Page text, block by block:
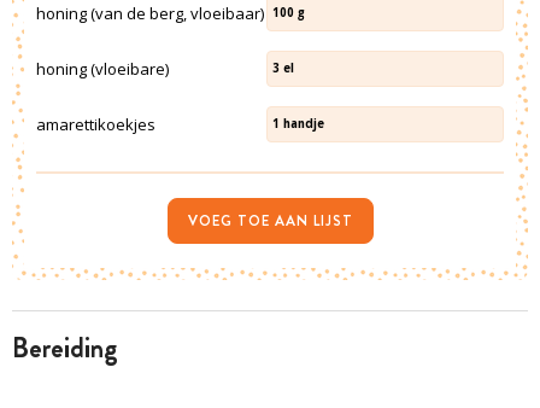
bereiding
honing (van de berg, vloeibaar) 100 g
honing (vloeibare) 3 el
amarettikoekjes 1 handje
VOEG TOE AAN LIJST